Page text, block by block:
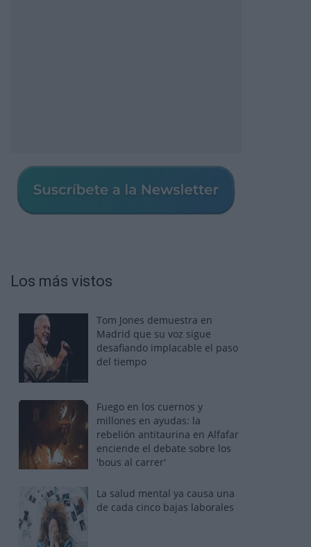
Los más vistos
Tom Jones demuestra en
Madrid que su voz sigue
desafiando implacable el paso
del tiempo
Fuego en los cuernos y
millones en ayudas: la
rebelión antitaurina en Alfafar
enciende el debate sobre los
'bous al carrer'
La salud mental ya causa una
de cada cinco bajas laborales